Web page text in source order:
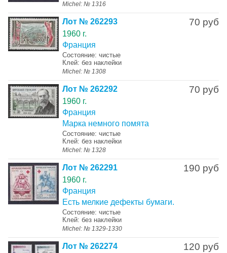
Michel: № 1316
70 руб
Лот № 262293
1960 г.
Франция
Состояние: чистые
Клей: без наклейки
Michel: № 1308
70 руб
Лот № 262292
1960 г.
Франция
Марка немного помята
Состояние: чистые
Клей: без наклейки
Michel: № 1328
190 руб
Лот № 262291
1960 г.
Франция
Есть мелкие дефекты бумаги.
Состояние: чистые
Клей: без наклейки
Michel: № 1329-1330
120 руб
Лот № 262274